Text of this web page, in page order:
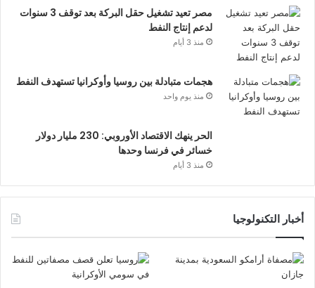
مصر تعيد تشغيل حقل البركة بعد توقف 3 سنوات
لدعم إنتاج النفط
منذ 3 أيام
هجمات متبادلة بين روسيا وأوكرانيا تستهدف النفط
منذ يوم واحد
الحر ينهك الاقتصاد الأوروبي: 230 مليار دولار
خسائر في فرنسا وحدها
منذ 3 أيام
أخبار التكنولوجيا